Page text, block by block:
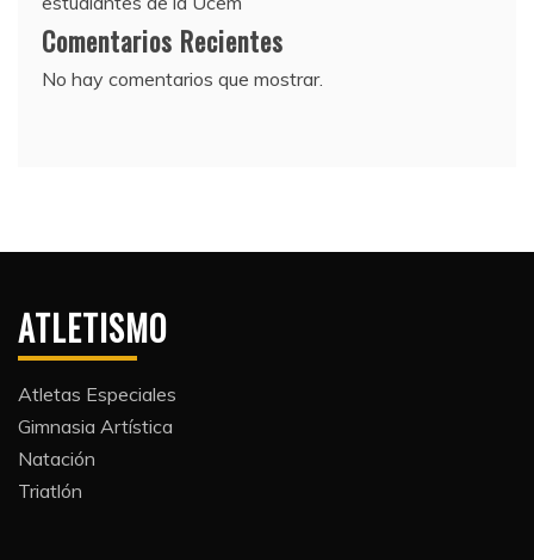
Comentarios Recientes
No hay comentarios que mostrar.
ATLETISMO
Atletas Especiales
Gimnasia Artística
Natación​
Triatlón​